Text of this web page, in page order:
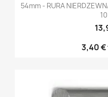
54mm - RURA
3,40 €